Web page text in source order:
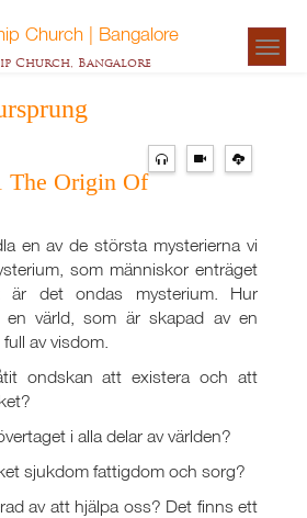
Church | Bangalore
Church, Bangalore
The Origin Of
en av de största mysterierna vi
som människor enträget
är det ondas mysterium. Hur
värld, som är skapad av en
av visdom.
ondskan att existera och att
i alla delar av världen?
sjukdom fattigdom och sorg?
av att hjälpa oss? Det finns ett